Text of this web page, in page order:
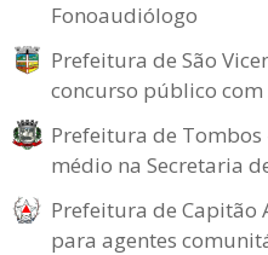
Fonoaudiólogo
Prefeitura de São
concurso público com
Prefeitura de Tombos
médio na Secretaria
Prefeitura de Capitão
para agentes